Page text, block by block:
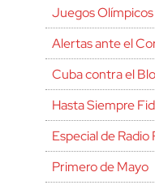
Juegos
Alertas ante el
Cuba contra el
Hasta Siempre
Especial de
Primero de Mayo